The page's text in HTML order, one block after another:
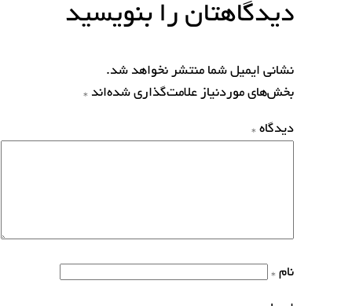
دیدگاهتان را بنویسید
نشانی ایمیل شما منتشر نخواهد شد.
بخش‌های موردنیاز علامت‌گذاری شده‌اند *
دیدگاه *
نام *